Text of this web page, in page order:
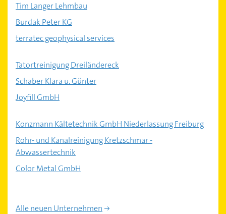
Tim Langer Lehmbau
Burdak Peter KG
terratec geophysical services
Tatortreinigung Dreiländereck
Schaber Klara u. Günter
Joyfill GmbH
Konzmann Kältetechnik GmbH Niederlassung Freiburg
Rohr- und Kanalreinigung Kretzschmar -
Abwassertechnik
Color Metal GmbH
Alle neuen Unternehmen